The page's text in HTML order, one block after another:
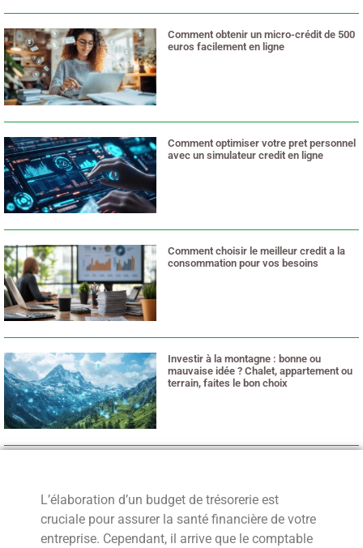
Comment obtenir un micro-crédit de 500
euros facilement en ligne
Comment optimiser votre pret personnel
avec un simulateur credit en ligne
Comment choisir le meilleur credit a la
consommation pour vos besoins
Investir à la montagne : bonne ou
mauvaise idée ? Chalet, appartement ou
terrain, faites le bon choix
L’élaboration d’un budget de trésorerie est
cruciale pour assurer la santé financière de votre
entreprise. Cependant, il arrive que le comptable